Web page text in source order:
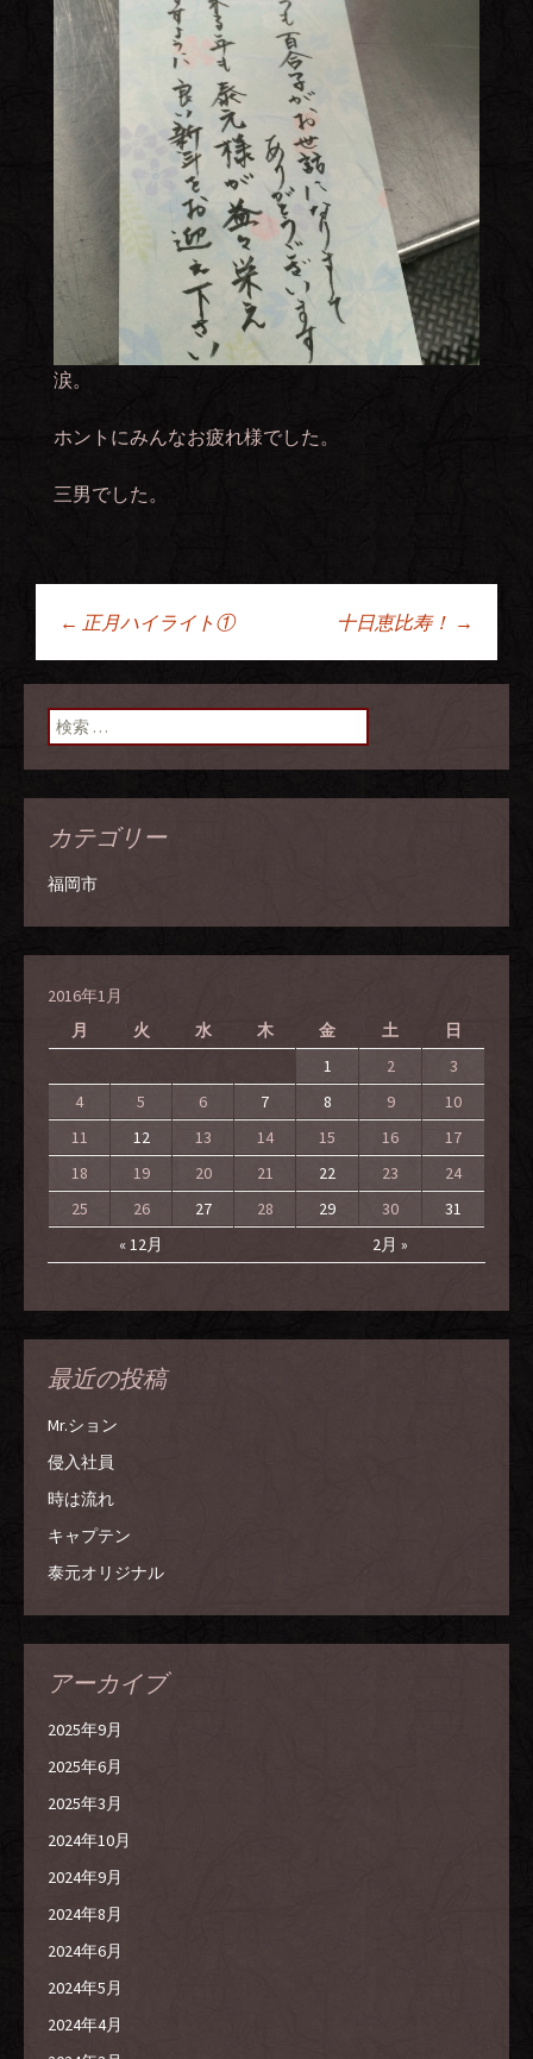
涙。
ホントにみんなお疲れ様でした。
三男でした。
投稿ナビゲーショ
ン
← 正月ハイライト① 十日恵比寿！ →
検索:
カテゴリー
福岡市
2016年1月
月
火 水 木 金 土 日
« 12月 2月 »
1 2
3
4
5 6 7 8 9
10
11
12 13 14 15 16
17
18
19 20 21 22 23
24
25
26 27 28 29 30 31
最近の投稿
Mr.ション
侵入社員
時は流れ
キャプテン
泰元オリジナル
アーカイブ
2025年9月
2025年6月
2025年3月
2024年10月
2024年9月
2024年8月
2024年6月
2024年5月
2024年4月